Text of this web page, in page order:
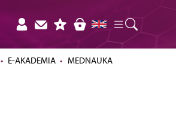
E-AKADEMIA MEDNAUKA